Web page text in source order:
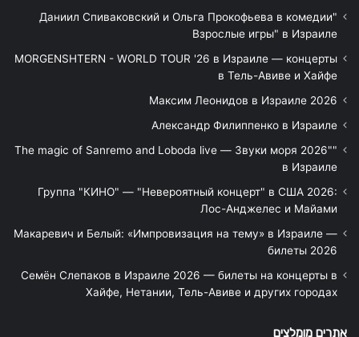
"Даниил Спиваковский и Ольга Прокофьева в комедии
Взрослые игры" в Израиле
MORGENSHTERN - WORLD TOUR '26 в Израиле — концерты
в Тель-Авиве и Хайфе
Максим Леонидов в Израиле 2026
Александр Филиппенко в Израиле
"The magic of Sanremo and Loboda live — Звуки моря 2026"
в Израиле
Группа "КИНО" — "Невероятный концерт" в США 2026:
Лос-Анджелес и Майами
Макаревич и Белый: «Импровизация на тему» в Израиле —
билеты 2026
Семён Слепаков в Израиле 2026 — билеты на концерты в
Хайфе, Нетании, Тель-Авиве и других городах
אתרים מומלצים